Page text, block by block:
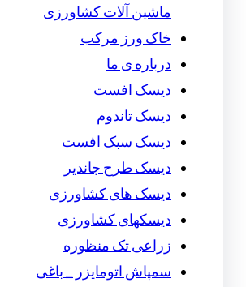
ماشین آلات کشاورزی
خاک ورز مرکب
درباره ی ما
دیسک افست
دیسک تاندوم
دیسک سبک افست
دیسک طرح جاندیر
دیسک های کشاورزی
دیسکهای کشاورزی
زراعی تک منظوره
سمپاش اتومایزر _ باغی